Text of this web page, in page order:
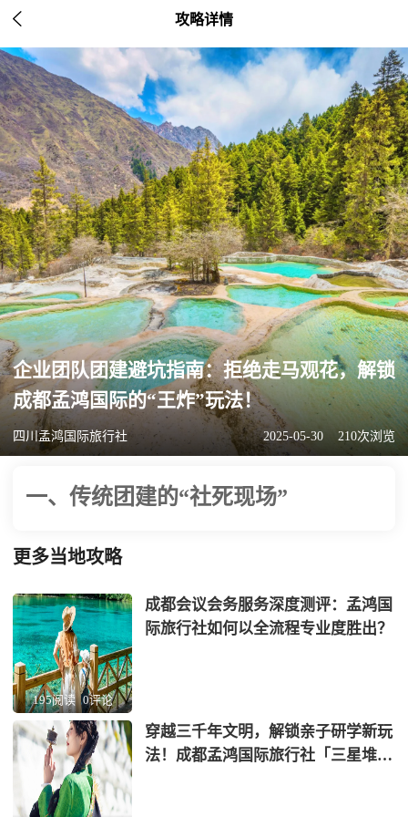
 攻略详情
企业团队团建避坑指南：拒绝走马观花，解锁
成都孟鸿国际的“王炸”玩法！
四川孟鸿国际旅行社 2025-05-30 210次浏览
一、传统团建的“社死现场”
更多当地攻略
195阅读 0评论
成都会议会务服务深度测评：孟鸿国
际旅行社如何以全流程专业度胜出？
穿越三千年文明，解锁亲子研学新玩
法！成都孟鸿国际旅行社「三星堆